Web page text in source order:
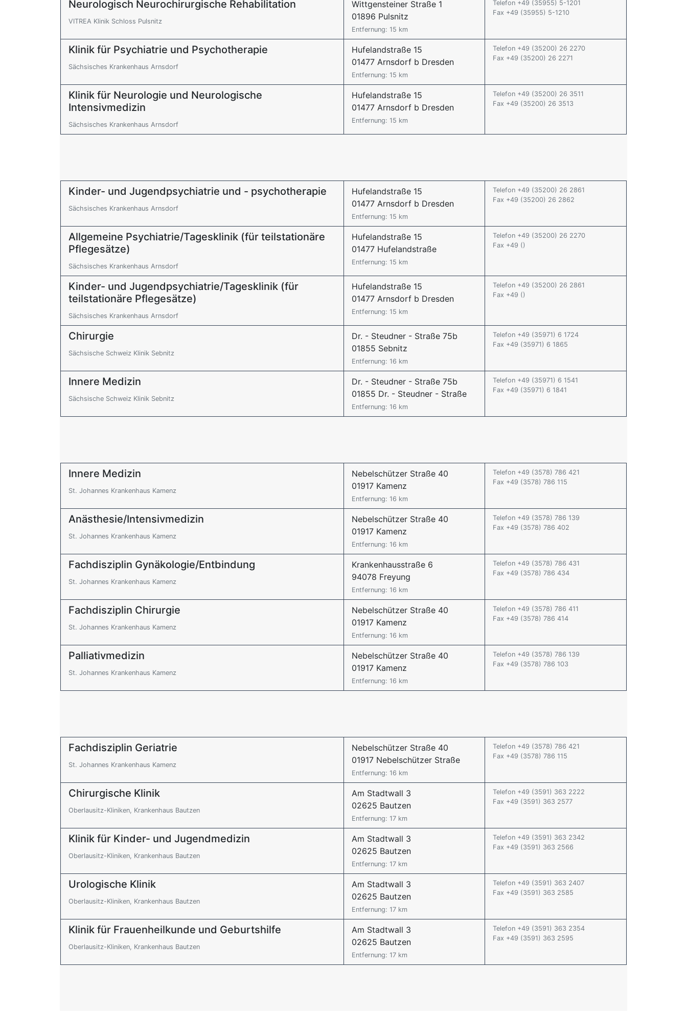
Neurologisch Neurochirurgische Rehabilitation
VITREA Klinik Schloss Pulsnitz
Wittgensteiner Straße 1
01896 Pulsnitz
Entfernung: 15 km
Telefon +49 (35955) 5-1201
Fax +49 (35955) 5-1210
Klinik für Psychiatrie und Psychotherapie
Sächsisches Krankenhaus Arnsdorf
Hufelandstraße 15
01477 Arnsdorf b Dresden
Entfernung: 15 km
Telefon +49 (35200) 26 2270
Fax +49 (35200) 26 2271
Klinik für Neurologie und Neurologische
Intensivmedizin
Sächsisches Krankenhaus Arnsdorf
Hufelandstraße 15
01477 Arnsdorf b Dresden
Entfernung: 15 km
Telefon +49 (35200) 26 3511
Fax +49 (35200) 26 3513
Kinder- und Jugendpsychiatrie und - psychotherapie
Sächsisches Krankenhaus Arnsdorf
Hufelandstraße 15
01477 Arnsdorf b Dresden
Entfernung: 15 km
Telefon +49 (35200) 26 2861
Fax +49 (35200) 26 2862
Allgemeine Psychiatrie/Tagesklinik (für teilstationäre
Pflegesätze)
Sächsisches Krankenhaus Arnsdorf
Hufelandstraße 15
01477 Hufelandstraße
Entfernung: 15 km
Telefon +49 (35200) 26 2270
Fax +49 ()
Kinder- und Jugendpsychiatrie/Tagesklinik (für
teilstationäre Pflegesätze)
Sächsisches Krankenhaus Arnsdorf
Hufelandstraße 15
01477 Arnsdorf b Dresden
Entfernung: 15 km
Telefon +49 (35200) 26 2861
Fax +49 ()
Chirurgie
Sächsische Schweiz Klinik Sebnitz
Dr. - Steudner - Straße 75b
01855 Sebnitz
Entfernung: 16 km
Telefon +49 (35971) 6 1724
Fax +49 (35971) 6 1865
Innere Medizin
Sächsische Schweiz Klinik Sebnitz
Dr. - Steudner - Straße 75b
01855 Dr. - Steudner - Straße
Entfernung: 16 km
Telefon +49 (35971) 6 1541
Fax +49 (35971) 6 1841
Innere Medizin
St. Johannes Krankenhaus Kamenz
Nebelschützer Straße 40
01917 Kamenz
Entfernung: 16 km
Telefon +49 (3578) 786 421
Fax +49 (3578) 786 115
Anästhesie/Intensivmedizin
St. Johannes Krankenhaus Kamenz
Nebelschützer Straße 40
01917 Kamenz
Entfernung: 16 km
Telefon +49 (3578) 786 139
Fax +49 (3578) 786 402
Fachdisziplin Gynäkologie/Entbindung
St. Johannes Krankenhaus Kamenz
Krankenhausstraße 6
94078 Freyung
Entfernung: 16 km
Telefon +49 (3578) 786 431
Fax +49 (3578) 786 434
Fachdisziplin Chirurgie
St. Johannes Krankenhaus Kamenz
Nebelschützer Straße 40
01917 Kamenz
Entfernung: 16 km
Telefon +49 (3578) 786 411
Fax +49 (3578) 786 414
Palliativmedizin
St. Johannes Krankenhaus Kamenz
Nebelschützer Straße 40
01917 Kamenz
Entfernung: 16 km
Telefon +49 (3578) 786 139
Fax +49 (3578) 786 103
Fachdisziplin Geriatrie
St. Johannes Krankenhaus Kamenz
Nebelschützer Straße 40
01917 Nebelschützer Straße
Entfernung: 16 km
Telefon +49 (3578) 786 421
Fax +49 (3578) 786 115
Chirurgische Klinik
Oberlausitz-Kliniken, Krankenhaus Bautzen
Am Stadtwall 3
02625 Bautzen
Entfernung: 17 km
Telefon +49 (3591) 363 2222
Fax +49 (3591) 363 2577
Klinik für Kinder- und Jugendmedizin
Oberlausitz-Kliniken, Krankenhaus Bautzen
Am Stadtwall 3
02625 Bautzen
Entfernung: 17 km
Telefon +49 (3591) 363 2342
Fax +49 (3591) 363 2566
Urologische Klinik
Oberlausitz-Kliniken, Krankenhaus Bautzen
Am Stadtwall 3
02625 Bautzen
Entfernung: 17 km
Telefon +49 (3591) 363 2407
Fax +49 (3591) 363 2585
Klinik für Frauenheilkunde und Geburtshilfe
Oberlausitz-Kliniken, Krankenhaus Bautzen
Am Stadtwall 3
02625 Bautzen
Entfernung: 17 km
Telefon +49 (3591) 363 2354
Fax +49 (3591) 363 2595